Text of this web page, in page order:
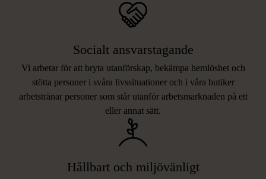
Socialt ansvarstagande
Vi arbetar för att bryta utanförskap, bekämpa hemlöshet och
stötta personer i svåra livssituationer och i våra butiker
arbetstränar personer som står utanför arbetsmarknaden på ett
eller annat sätt.
Hållbart och miljövänligt